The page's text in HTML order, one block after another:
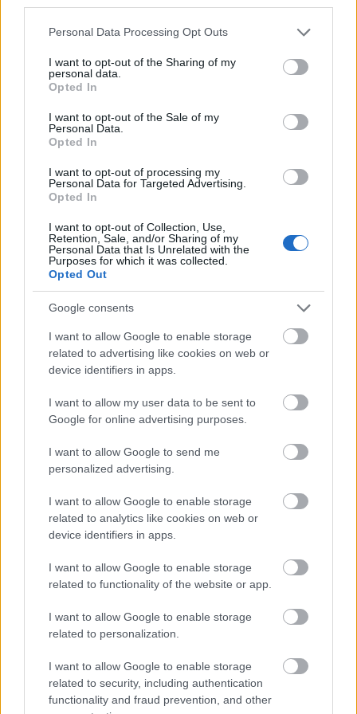
Please note that this website/app uses one or more Google
not limited to your visit or usage behaviour. You may click to
grant or deny consent to Google and its third-party tags to
use your data for below specified purposes in below Google
consent section.
Personal Data Processing Opt Outs
I want to opt-out of the Sharing of my
personal data.
Opted In
I want to opt-out of the Sale of my
Personal Data.
Opted In
I want to opt-out of processing my
Personal Data for Targeted Advertising.
Opted In
I want to opt-out of Collection, Use,
Retention, Sale, and/or Sharing of my
Personal Data that Is Unrelated with the
Purposes for which it was collected.
Opted Out
Google consents
I want to allow Google to enable storage
related to advertising like cookies on web or
device identifiers in apps.
I want to allow my user data to be sent to
Google for online advertising purposes.
I want to allow Google to send me
personalized advertising.
I want to allow Google to enable storage
related to analytics like cookies on web or
device identifiers in apps.
I want to allow Google to enable storage
related to functionality of the website or app.
I want to allow Google to enable storage
related to personalization.
I want to allow Google to enable storage
related to security, including authentication
functionality and fraud prevention, and other
A Burg Hotel és ami a helyére kerül a
Várban
fovarosi.blog.hu• 2024. december 10.
A MAVIR épületének lebontása után 2022-ben újabb
épület kapcsán merült fel a kérdés: hogyan
értékeljük a második világháború utáni helyreállítás
során emelt várbeli épületeket? A kor neves építészei
által magas színvonalon megálmodott épületek
idejétmúltak csupán, vagy olyan értékek, amelyeket
Tárnok utca 13.: Az Esterházyaktól
Avar Istvánig
Máig is nagy vitákat tud kiváltani, hogy egy-egy
budavári telekre szabad-e modern házat építeni, és